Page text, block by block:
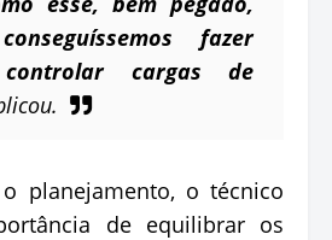
fazer
cargas de
planejamento, o técnico
de equilibrar os